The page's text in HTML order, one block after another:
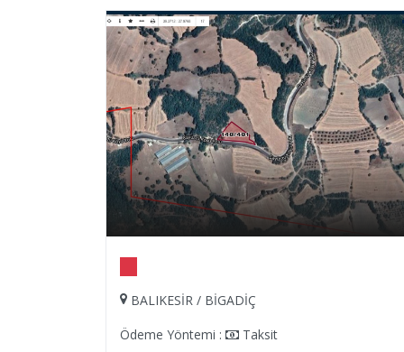
İSTANBUL / BEYKOZ
Ödeme Yöntemi :